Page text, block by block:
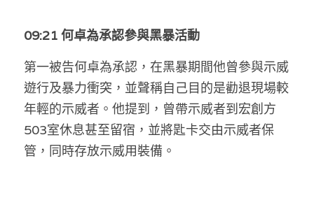
09:21 何卓為承認參與黑暴活動
第一被告何卓為承認，在黑暴期間他曾參與示威
遊行及暴力衝突，並聲稱自己目的是勸退現場較
年輕的示威者。他提到，曾帶示威者到宏創方
503室休息甚至留宿，並將匙卡交由示威者保
管，同時存放示威用裝備。